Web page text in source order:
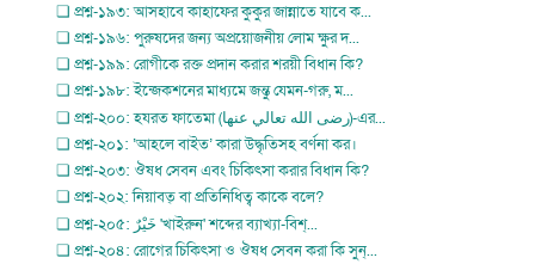
❏ প্রশ্ন-১৯৩: আসহাবে কাহাফের কুকুর জান্নাতে যাবে ক...
❏ প্রশ্ন-১৯৬: পুরুষদের জন্য অপ্রয়োজনীয় লোম ক্ষুর দ...
❏ প্রশ্ন-১৯৯: রোগীকে রক্ত প্রদান করার শরয়ী বিধান কি?
❏ প্রশ্ন-১৯৮: ইন্জেকশনের মাধ্যমে জন্তু যেমন-গরু, ম...
❏ প্রশ্ন-২০০: হযরত ফাতেমা (رضى الله تعالي عنها)-এর...
❏ প্রশ্ন-২০১: ‘আহলে বাইত’ কারা উদ্ধৃতিসহ বর্ণনা কর।
❏ প্রশ্ন-২০৩: ঔষধ সেবন এবং চিকিৎসা করার বিধান কি?
❏ প্রশ্ন-২০২: নিয়াবত্ বা প্রতিনিধিত্ব কাকে বলে?
❏ প্রশ্ন-২০৫: خَيْرٌ 'খাইরুন' শব্দের ব্যাখ্যা-বিশ্...
❏ প্রশ্ন-২০৪: রোগের চিকিৎসা ও ঔষধ সেবন করা কি সুন্...